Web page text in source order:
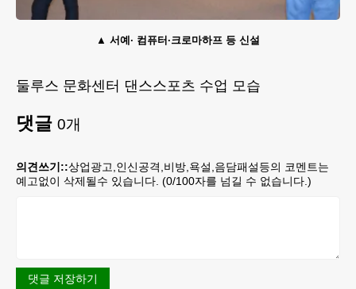
서예· 컴퓨터·크로마하프 등 신설
둘루스 문화센터 댄스스포츠 수업 모습
댓글 0개
의견쓰기::상업광고,인신공격,비방,욕설,음담패설등의 코멘트는
예고없이 삭제될수 있습니다. (0/100자를 넘길 수 없습니다.)
댓글 저장하기